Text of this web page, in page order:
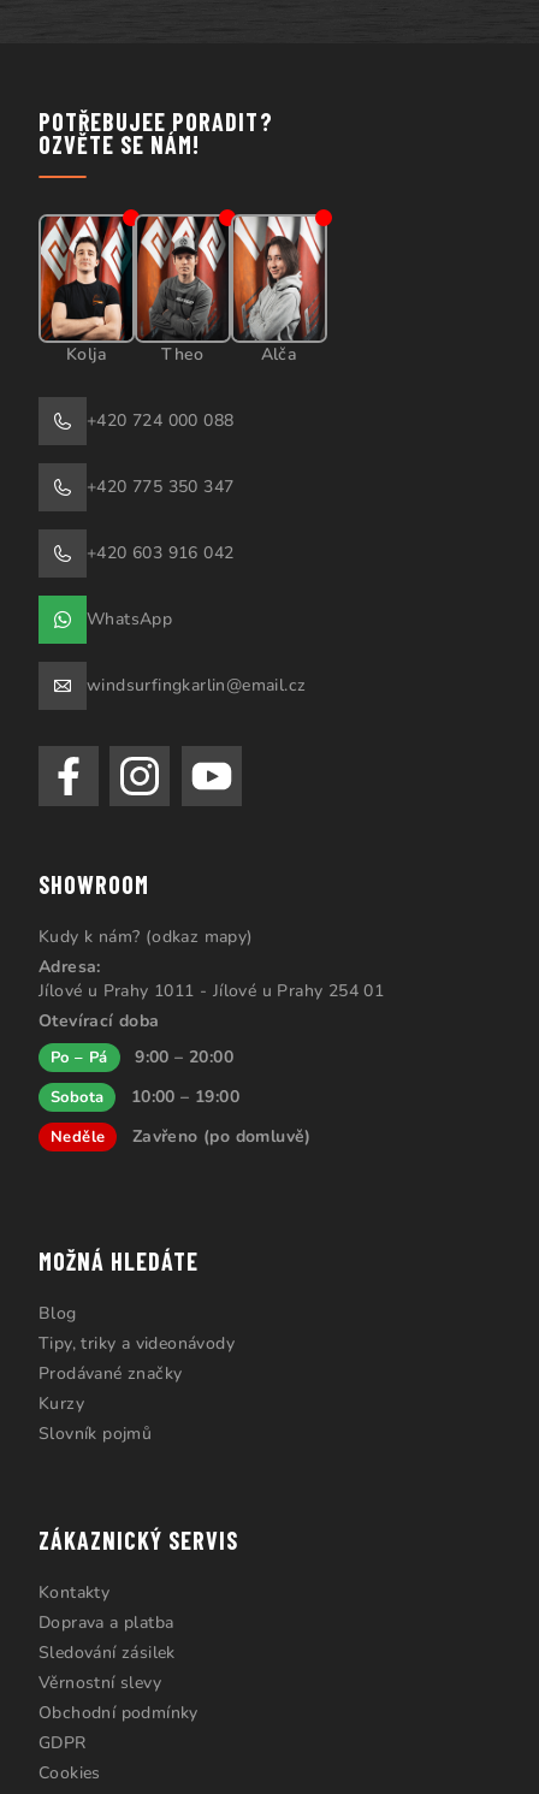
POTŘEBUJEE PORADIT?
OZVĚTE SE NÁM!
Kolja Theo Alča
+420 724 000 088
+420 775 350 347
+420 603 916 042
WhatsApp
windsurfingkarlin@email.cz
SHOWROOM
Kudy k nám? (odkaz mapy)
Adresa:
Jílové u Prahy 1011 - Jílové u Prahy 254 01
Otevírací doba
Po – Pá 9:00 – 20:00
Sobota 10:00 – 19:00
Neděle Zavřeno (po domluvě)
MOŽNÁ HLEDÁTE
Blog
Tipy, triky a videonávody
Prodávané značky
Kurzy
Slovník pojmů
ZÁKAZNICKÝ SERVIS
Kontakty
Doprava a platba
Sledování zásilek
Věrnostní slevy
Obchodní podmínky
GDPR
Cookies